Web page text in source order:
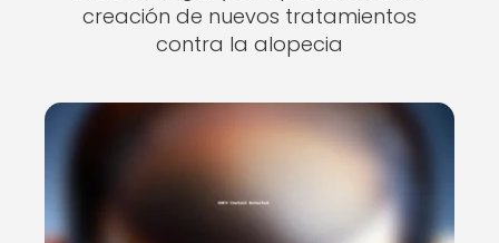
creación de nuevos tratamientos
contra la alopecia